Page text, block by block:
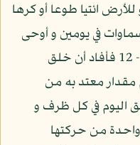
ائتيا طوعا أو كرها
في يومين و أوحى
في كل سماء أمرها:» حم السجدة - 12 فأفاد أن خلق
مقدار معتد به من
اليوم في كل ظرف و
من حركتها